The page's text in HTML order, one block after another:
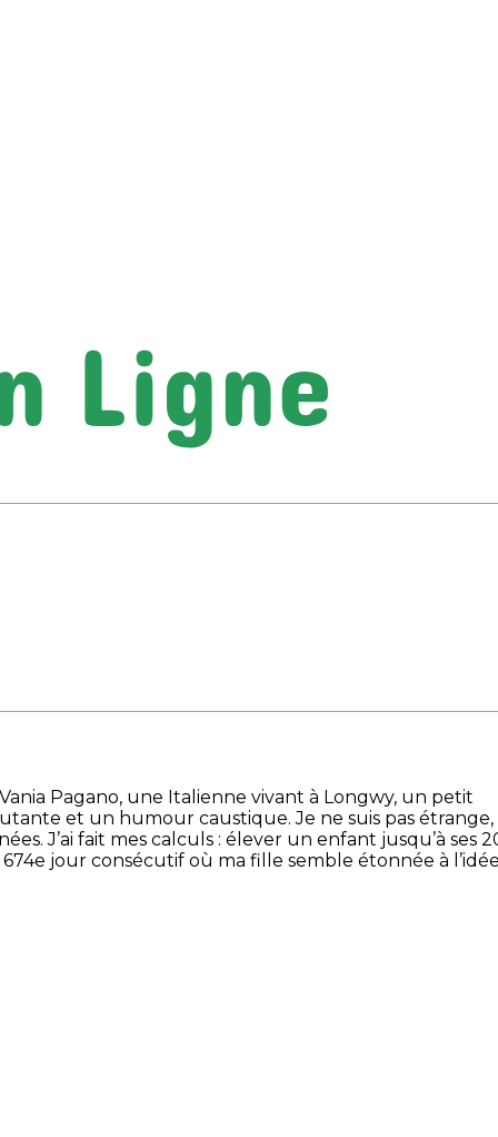
Pagano, une Italienne vivant à Longwy, un petit
et un humour caustique. Je ne suis pas étrange,
J’ai fait mes calculs : élever un enfant jusqu’à ses
674e jour consécutif où ma fille semble étonnée à